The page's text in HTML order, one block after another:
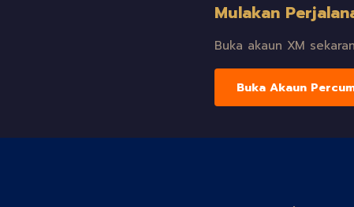
Mulakan
Buka akaun XM
Buka Akaun